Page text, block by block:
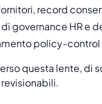
record
governance HR e
policy-control
questa lente, di